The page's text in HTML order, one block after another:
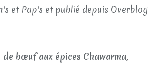
et Pap's et publié depuis Overblog
de bœuf aux épices Chawarma,